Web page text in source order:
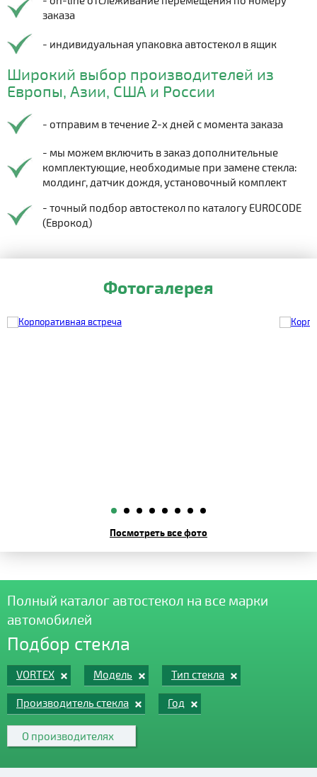
заказа
- индивидуальная упаковка автостекол в ящик
Широкий выбор производителей из
Европы, Азии, США и России
- отправим в течение 2-х дней с момента заказа
- мы можем включить в заказ дополнительные
комплектующие, необходимые при замене стекла:
молдинг, датчик дождя, установочный комплект
- точный подбор автостекол по каталогу EUROCODE
(Еврокод)
Фотогалерея
Посмотреть все фото
Полный каталог автостекол на все марки
автомобилей
Подбор стекла
VORTEX Модель Тип стекла
Производитель стекла Год
О производителях